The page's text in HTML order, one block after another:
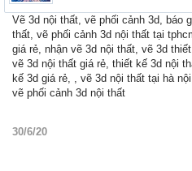
Vẽ 3d nội thất, vẽ phối cảnh 3d, báo
thất, vẽ phối cảnh 3d nội thất tại
giá rẻ, nhận vẽ 3d nội thất, vẽ 3d
vẽ 3d nội thất giá rẻ, thiết kế 3d nội
kế 3d giá rẻ, , vẽ 3d nội thất tại hà
vẽ phối cảnh 3d nội thất
30/6/20